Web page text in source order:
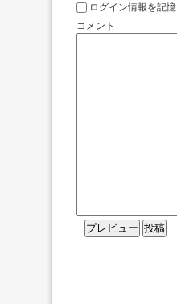
ログイン情報を記憶
コメント